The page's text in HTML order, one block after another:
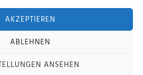
AKZEPTIEREN
ABLEHNEN
ANSEHENCookie-Richtlinie